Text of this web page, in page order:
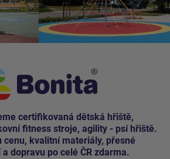
certifikovaná dětská hřiště,
fitness stroje, agility - psí hřiště.
cenu, kvalitní materiály, přesné
dopravu po celé ČR zdarma.